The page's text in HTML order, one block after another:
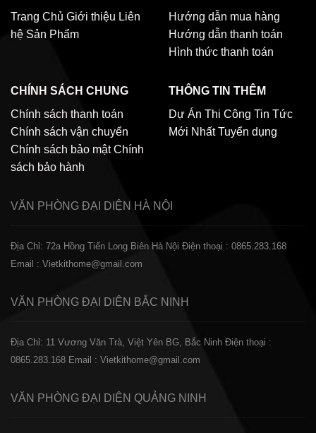
Trang Chủ Giới thiệu Liên
hệ Sản Phẩm
Hướng dẫn mua hàng
Hướng dẫn thanh toán
Hình thức thanh toán
CHÍNH SÁCH CHUNG
Chính sách thanh toán
Chính sách vận chuyển
Chính sách bảo mật Chính
sách bảo hành
THÔNG TIN THÊM
Dự Án Thi Công Tin Tức
Mới Nhất Tuyển dụng
VĂN PHÒNG ĐẠI DIỆN HÀ NỘI
Địa Chỉ: 72a Hồng Tiến Long Biên Hà Nội Điện thoại : 0865.283.168
Email : Vietkithome@gmail.com
VĂN PHÒNG ĐẠI DIỆN BẮC NINH
Địa Chỉ: 11 Vương Văn Trà, Việt Yên BG, Bắc Ninh Điện thoại :
0865.283.168 Email : Vietkithome@gmail.com
VĂN PHÒNG ĐẠI DIỆN QUẢNG NINH